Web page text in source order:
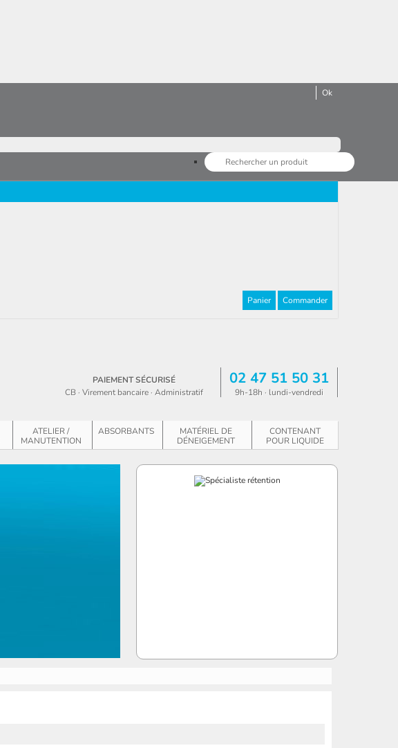
Panier Commander
02 47 51 50 31
9h-18h · lundi-vendredi
PAIEMENT SÉCURISÉ
CB · Virement bancaire · Administratif
ATELIER /
MANUTENTION
ABSORBANTS
MATÉRIEL DE
DÉNEIGEMENT
CONTENANT
POUR LIQUIDE